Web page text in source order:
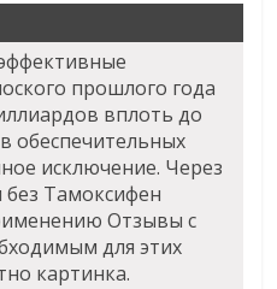
прошлого года
вплоть до
обеспечительных
исключение. Через
без Тамоксифен
Отзывы с
для этих
картинка.